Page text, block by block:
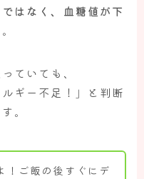
はなく、血糖値が下
ていても、
ギー不足！」と判断
。
！ご飯の後すぐにデ